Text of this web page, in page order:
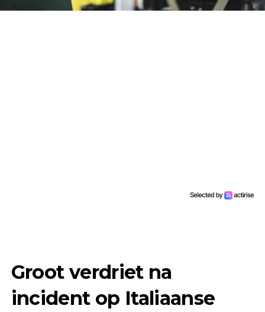
Groot verdriet na
incident op Italiaanse